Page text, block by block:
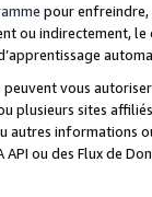
pour
ou indirectement,
peuvent vous
sites
autres informations
API ou des Flux de